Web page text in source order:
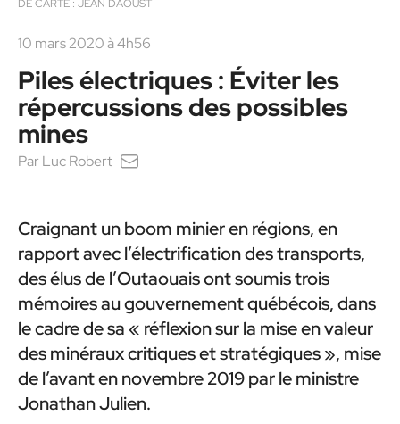
DE CARTE : JEAN DAOUST
10 mars 2020 à 4h56
Piles électriques : Éviter les
répercussions des possibles
mines
Par Luc Robert
Craignant un boom minier en régions, en
rapport avec l’électrification des transports,
des élus de l’Outaouais ont soumis trois
mémoires au gouvernement québécois, dans
le cadre de sa « réflexion sur la mise en valeur
des minéraux critiques et stratégiques », mise
de l’avant en novembre 2019 par le ministre
Jonathan Julien.